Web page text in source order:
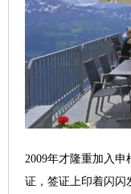
2009年才隆重加入
证，签证上印着闪闪